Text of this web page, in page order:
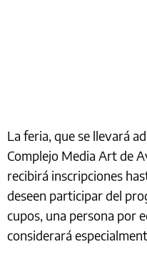
La feria, que se llevará
Complejo Media Art de
recibirá inscripciones
deseen participar del
cupos, una persona por
considerará